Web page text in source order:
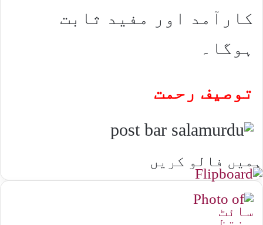
کارآمد اور مفید ثابت
ہوگا۔
توصیف رحمت
ہمیں فالو کریں